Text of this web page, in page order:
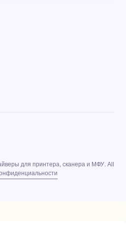
для принтера, сканера и МФУ. All